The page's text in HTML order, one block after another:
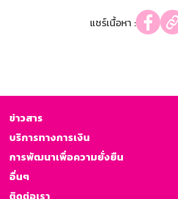
แชร์เนื้อหา :
ข่าวสาร
บริการทางการเงิน
การพัฒนาเพื่อความยั่งยืน
อื่นๆ